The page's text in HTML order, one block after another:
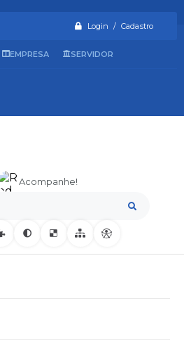
Login / Cadastro
Acompanhe!
EMPRESA SERVIDOR